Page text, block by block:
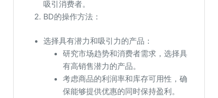
吸引消费者。
BD的操作方法：
选择具有潜力和吸引力的产品：
研究市场趋势和消费者需求，选择具
有高销售潜力的产品。
考虑商品的利润率和库存可用性，确
保能够提供优惠的同时保持盈利。